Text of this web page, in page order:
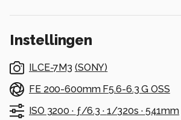
Instellingen
ILCE-7M3 (SONY)
FE 200-600mm F5.6-6.3 G OSS
ISO 3200 · ƒ/6.3 · 1/320s · 541mm